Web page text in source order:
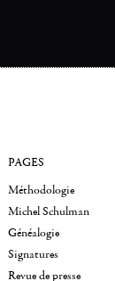
PAGES
Méthodologie
Michel Schulman
Généalogie
Signatures
Revue de presse